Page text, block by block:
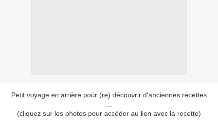
Petit voyage en arrière pour (re) découvrir d'anciennes recettes
(cliquez sur les photos pour accéder au lien avec la recette)